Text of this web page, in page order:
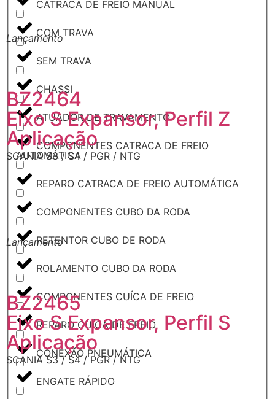
CATRACA DE FREIO MANUAL
COM TRAVA
SEM TRAVA
CHASSI
ATUADOR DE TRAVAMENTO
COMPONENTES CATRACA DE FREIO
AUTOMÁTICA
REPARO CATRACA DE FREIO AUTOMÁTICA
COMPONENTES CUBO DA RODA
RETENTOR CUBO DE RODA
ROLAMENTO CUBO DA RODA
COMPONENTES CUÍCA DE FREIO
REPARO CUÍCA DE FREIO
CONEXÃO PNEUMÁTICA
ENGATE RÁPIDO
Lançamento
BZ2464
Eixo S Expansor, Perfil Z
Aplicação
SCANIA S3 / S4 / PGR / NTG
Lançamento
BZ2465
Eixo S Expansor, Perfil S
Aplicação
SCANIA S3 / S4 / PGR / NTG